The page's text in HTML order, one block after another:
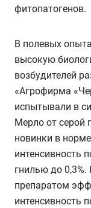
фитопатогенов.
В полевых
высокую
возбудителей
«Агрофирма
испытывали в
Мерло от серой
новинки в
интенсивность
гнилью до
препаратом
интенсивность